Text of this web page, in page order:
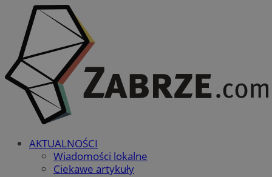
AKTUALNOŚCI
Wiadomości lokalne
Ciekawe artykuły